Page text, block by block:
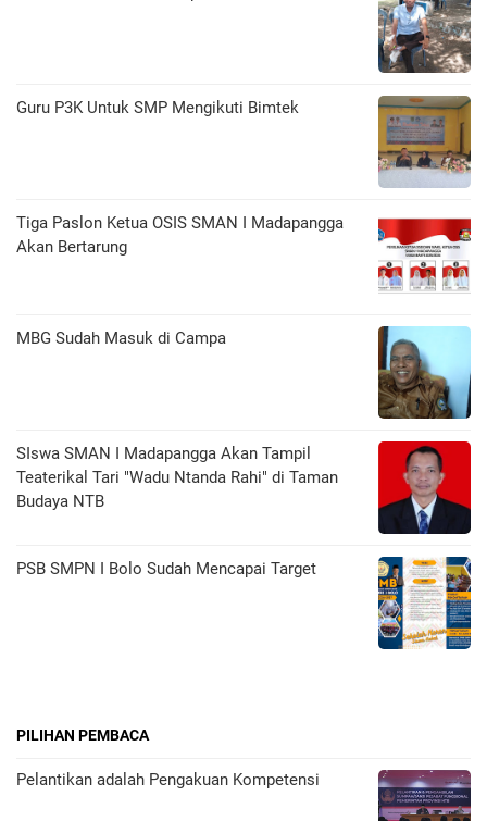
Guru P3K Untuk SMP Mengikuti Bimtek
Tiga Paslon Ketua OSIS SMAN I Madapangga
Akan Bertarung
MBG Sudah Masuk di Campa
SIswa SMAN I Madapangga Akan Tampil
Teaterikal Tari "Wadu Ntanda Rahi" di Taman
Budaya NTB
PSB SMPN I Bolo Sudah Mencapai Target
PILIHAN PEMBACA
Pelantikan adalah Pengakuan Kompetensi